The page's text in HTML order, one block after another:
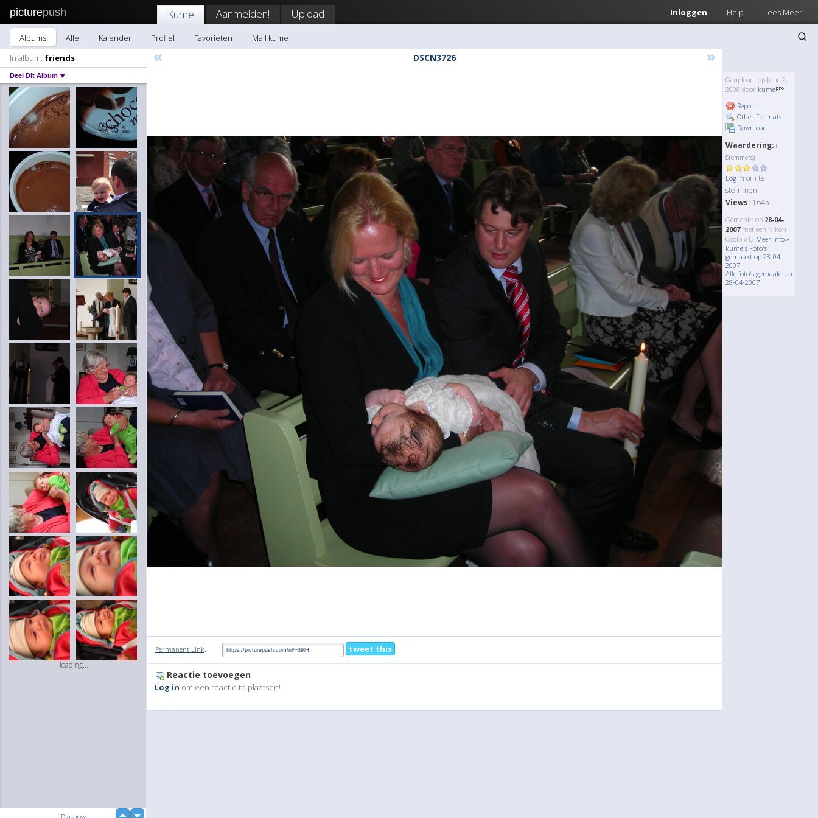
picturepush Inloggen Help Lees Meer
Kume Aanmelden! Upload
Albums Alle Kalender Profiel Favorieten
Mail kume
In album: friends
Deel Dit Album
loading...
« DSCN3726 »
Geupload: op June 2,
2008 door kume
Report
Other Formats
Download
Waardering: (
Stemmers)
Log in om te
stemmen!
Views: 1645
Gemaakt op 28-04-
2007met een Nikon
Coolpix l3 Meer Info »
kume's Foto's
gemaakt op 28-04-
2007
Alle foto's gemaakt op
28-04-2007
Permanent Link: tweet this
Reactie toevoegen
Log in om een reactie te plaatsen!